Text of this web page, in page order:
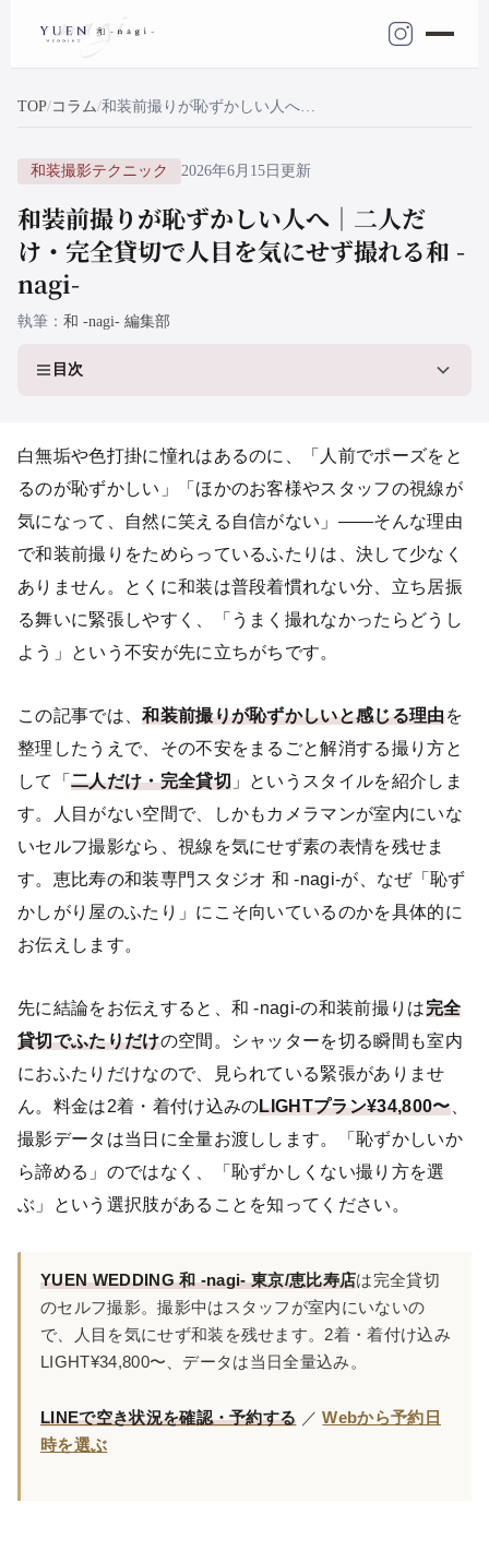
TOP コラム 和装前撮りが恥ずかしい人へ｜二人だけ・完全貸切で人目を気にせず撮れる和 -nagi-
和装撮影テクニック 2026年6月15日更新
和装前撮りが恥ずかしい人へ｜二人だ
け・完全貸切で人目を気にせず撮れる和 -
nagi-
執筆 和 -nagi- 編集部
目次
白無垢や色打掛に憧れはあるのに、「人前でポーズをと
るのが恥ずかしい」「ほかのお客様やスタッフの視線が
気になって、自然に笑える自信がない」——そんな理由
で和装前撮りをためらっているふたりは、決して少なく
ありません。とくに和装は普段着慣れない分、立ち居振
る舞いに緊張しやすく、「うまく撮れなかったらどうし
よう」という不安が先に立ちがちです。
この記事では、和装前撮りが恥ずかしいと感じる理由を
整理したうえで、その不安をまるごと解消する撮り方と
して「 二人だけ・完全貸切」というスタイルを紹介しま
す。人目がない空間で、しかもカメラマンが室内にいな
いセルフ撮影なら、視線を気にせず素の表情を残せま
す。恵比寿の和装専門スタジオ 和 -nagi-が、なぜ「恥ず
かしがり屋のふたり」にこそ向いているのかを具体的に
お伝えします。
先に結論をお伝えすると、和 -nagi-の和装前撮りは完全
貸切でふたりだけの空間。シャッターを切る瞬間も室内
におふたりだけなので、見られている緊張がありませ
ん。料金は2着・着付け込みのLIGHTプラン¥34,800〜、
撮影データは当日に全量お渡しします。「恥ずかしいか
ら諦める」のではなく、「恥ずかしくない撮り方を選
ぶ」という選択肢があることを知ってください。
YUEN WEDDING 和 -nagi- 東京/恵比寿店は完全貸切
のセルフ撮影。撮影中はスタッフが室内にいないの
で、人目を気にせず和装を残せます。2着・着付け込み
LIGHT¥34,800〜、データは当日全量込み。
LINEで空き状況を確認・予約する ／Webから予約日
時を選ぶ